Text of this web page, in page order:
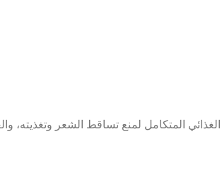
المتكامل لمنع تساقط الشعر وتغذيته،